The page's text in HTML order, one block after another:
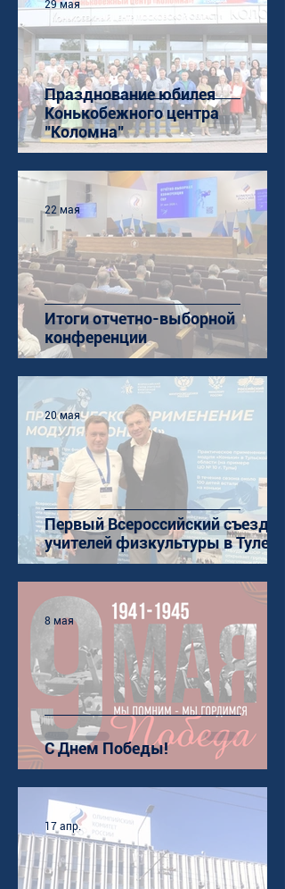
Празднование юбилея
Конькобежного центра
"Коломна"
29 мая
Итоги отчетно-выборной
конференции
22 мая
Первый Всероссийский съезд
учителей физкультуры в Туле
20 мая
С Днем Победы!
8 мая
17 апр.